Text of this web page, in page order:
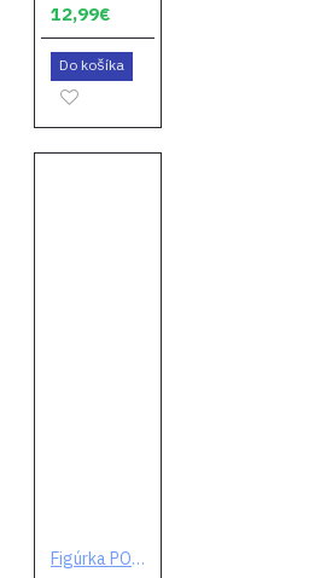
12,99€
Do košíka
Figúrka POP! Fortnite - Moonwalker